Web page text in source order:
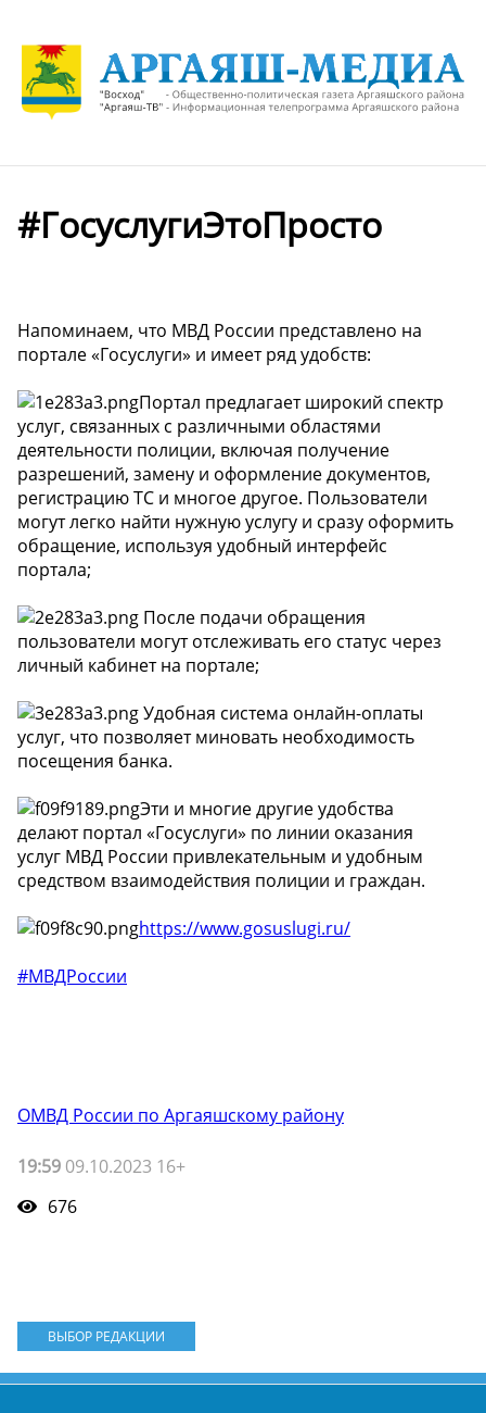
#ГосуслугиЭтоПросто
Напоминаем, что МВД России представлено на
портале «Госуслуги» и имеет ряд удобств:
Портал предлагает широкий спектр
услуг, связанных с различными областями
деятельности полиции, включая получение
разрешений, замену и оформление документов,
регистрацию ТС и многое другое. Пользователи
могут легко найти нужную услугу и сразу оформить
обращение, используя удобный интерфейс
портала;
После подачи обращения
пользователи могут отслеживать его статус через
личный кабинет на портале;
Удобная система онлайн-оплаты
услуг, что позволяет миновать необходимость
посещения банка.
Эти и многие другие удобства
делают портал «Госуслуги» по линии оказания
услуг МВД России привлекательным и удобным
средством взаимодействия полиции и граждан.
https://www.gosuslugi.ru/
#МВДРоссии
ОМВД России по Аргаяшскому району
19:59 09.10.2023 16+
676
ВЫБОР РЕДАКЦИИ